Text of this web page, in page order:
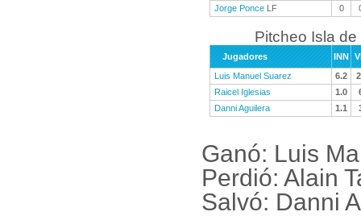
Jorge Ponce LF 0
Pitcheo Isla
Jugadores INN
Luis Manuel Suarez
6.2
Raicel Iglesias
1.0
Danni Aguilera
1.1
Ganó: Luis
Perdió: Alain
Salvó: Danni